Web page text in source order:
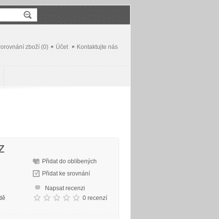
zboží (0) Účet Kontaktujte nás
Přidat do oblíbených
Přidat ke srovnání
Napsat recenzi
0 recenzí